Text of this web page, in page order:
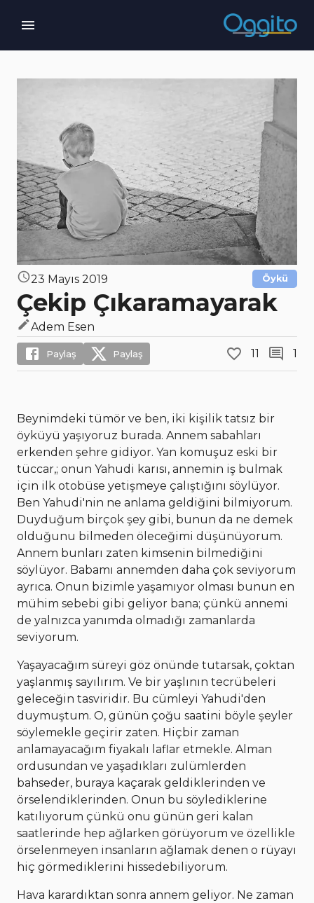
23 Mayıs 2019 Öykü
Çekip Çıkaramayarak
Adem Esen
Paylaş Paylaş 11 1
Beynimdeki tümör ve ben, iki kişilik tatsız bir
öyküyü yaşıyoruz burada. Annem sabahları
erkenden şehre gidiyor. Yan komuşuz eski bir
tüccar,; onun Yahudi karısı, annemin iş bulmak
için ilk otobüse yetişmeye çalıştığını söylüyor.
Ben Yahudi'nin ne anlama geldiğini bilmiyorum.
Duyduğum birçok şey gibi, bunun da ne demek
olduğunu bilmeden öleceğimi düşünüyorum.
Annem bunları zaten kimsenin bilmediğini
söylüyor. Babamı annemden daha çok seviyorum
ayrıca. Onun bizimle yaşamıyor olması bunun en
mühim sebebi gibi geliyor bana; çünkü annemi
de yalnızca yanımda olmadığı zamanlarda
seviyorum.
Yaşayacağım süreyi göz önünde tutarsak, çoktan
yaşlanmış sayılırım. Ve bir yaşlının tecrübeleri
geleceğin tasviridir. Bu cümleyi Yahudi'den
duymuştum. O, günün çoğu saatini böyle şeyler
söylemekle geçirir zaten. Hiçbir zaman
anlamayacağım fiyakalı laflar etmekle. Alman
ordusundan ve yaşadıkları zulümlerden
bahseder, buraya kaçarak geldiklerinden ve
örselendiklerinden. Onun bu söylediklerine
katılıyorum çünkü onu günün geri kalan
saatlerinde hep ağlarken görüyorum ve özellikle
örselenmeyen insanların ağlamak denen o rüyayı
hiç görmediklerini hissedebiliyorum.
Hava karardıktan sonra annem geliyor. Ne zaman